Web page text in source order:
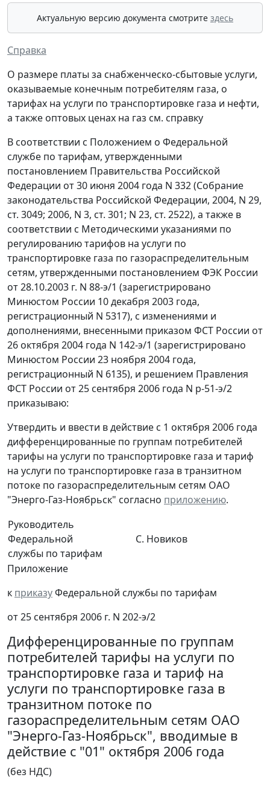
Актуальную версию документа смотрите здесь
Справка
О размере платы за снабженческо-сбытовые услуги,
оказываемые конечным потребителям газа, о
тарифах на услуги по транспортировке газа и нефти,
а также оптовых ценах на газ см. справку
В соответствии с Положением о Федеральной
службе по тарифам, утвержденными
постановлением Правительства Российской
Федерации от 30 июня 2004 года N 332 (Собрание
законодательства Российской Федерации, 2004, N 29,
ст. 3049; 2006, N 3, ст. 301; N 23, ст. 2522), а также в
соответствии с Методическими указаниями по
регулированию тарифов на услуги по
транспортировке газа по газораспределительным
сетям, утвержденными постановлением ФЭК России
от 28.10.2003 г. N 88-э/1 (зарегистрировано
Минюстом России 10 декабря 2003 года,
регистрационный N 5317), с изменениями и
дополнениями, внесенными приказом ФСТ России от
26 октября 2004 года N 142-э/1 (зарегистрировано
Минюстом России 23 ноября 2004 года,
регистрационный N 6135), и решением Правления
ФСТ России от 25 сентября 2006 года N р-51-э/2
приказываю:
Утвердить и ввести в действие с 1 октября 2006 года
дифференцированные по группам потребителей
тарифы на услуги по транспортировке газа и тариф
на услуги по транспортировке газа в транзитном
потоке по газораспределительным сетям ОАО
"Энерго-Газ-Ноябрьск" согласно приложению.
Руководитель
Федеральной
службы по тарифам
С. Новиков
Приложение
к приказуФедеральной службы по тарифам
от 25 сентября 2006 г. N 202-э/2
Дифференцированные по группам
потребителей тарифы на услуги по
транспортировке газа и тариф на
услуги по транспортировке газа в
транзитном потоке по
газораспределительным сетям ОАО
"Энерго-Газ-Ноябрьск", вводимые в
действие с "01" октября 2006 года
(без НДС)